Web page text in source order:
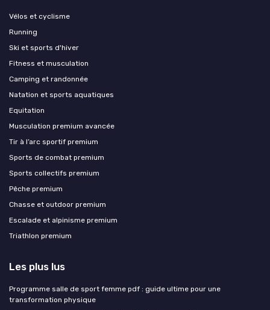
Vélos et cyclisme
Running
Ski et sports d'hiver
Fitness et musculation
Camping et randonnée
Natation et sports aquatiques
Equitation
Musculation premium avancée
Tir à l’arc sportif premium
Sports de combat premium
Sports collectifs premium
Pêche premium
Chasse et outdoor premium
Escalade et alpinisme premium
Triathlon premium
Les plus lus
Programme salle de sport femme pdf : guide ultime pour une
transformation physique